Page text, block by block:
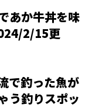
あか牛丼を味
2/15更
で釣った魚が
う釣りスポッ